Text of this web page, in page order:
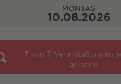
MONTAG
10.08.2026
7 von 7 Veranstaltungen
geladen